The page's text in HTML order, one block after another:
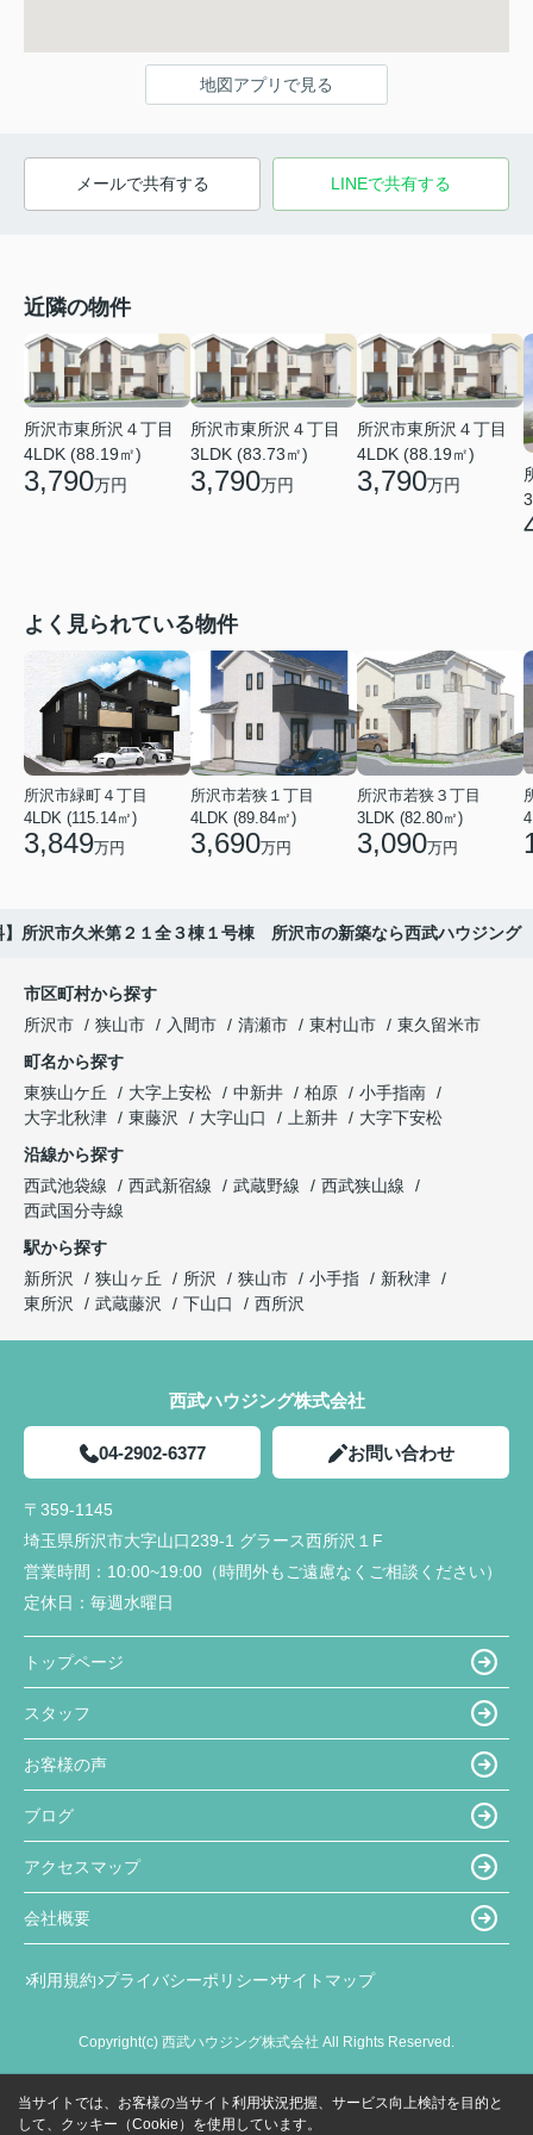
地図アプリで見る
メールで共有する LINEで共有する
近隣の物件
所沢市東所沢４丁目
4LDK (88.19㎡)
3,790万円
所沢市東所沢４丁目
3LDK (83.73㎡)
3,790万円
所沢市東所沢４丁目
4LDK (88.19㎡)
3,790万円
よく見られている物件
所沢市緑町４丁目
4LDK (115.14㎡)
3,849万円
所沢市若狭１丁目
4LDK (89.84㎡)
3,690万円
所沢市若狭３丁目
3LDK (82.80㎡)
3,090万円
】所沢市久米第２１全３棟１号棟 所沢市の新築なら西武ハウジング
市区町村から探す
所沢市
狭山市 入間市 清瀬市 東村山市
東久留米市
町名から探す
東狭山ケ丘
大字上安松 中新井 柏原
小手指南
大字北秋津
東藤沢 大字山口 上新井
大字下安松
沿線から探す
西武池袋線
西武新宿線 武蔵野線
西武狭山線
西武国分寺線
駅から探す
新所沢
狭山ヶ丘 所沢 狭山市 小手指
新秋津
東所沢
武蔵藤沢 下山口 西所沢
西武ハウジング株式会社
04-2902-6377 お問い合わせ
〒359-1145
埼玉県所沢市大字山口239-1 グラース西所沢１F
営業時間： 10:00~19:00（時間外もご遠慮なくご相談ください）
定休日： 毎週水曜日
トップページ
スタッフ
お客様の声
ブログ
アクセスマップ
会社概要
利用規約 プライバシーポリシー サイトマップ
Copyright(c) 西武ハウジング株式会社 All Rights Reserved.
当サイトでは、お客様の当サイト利用状況把握、サービス向上検討を目的と
して、クッキー（Cookie）を使用しています。